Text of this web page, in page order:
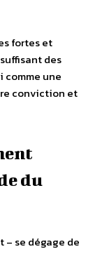
fortes et
des
comme une
conviction et
du
se dégage de